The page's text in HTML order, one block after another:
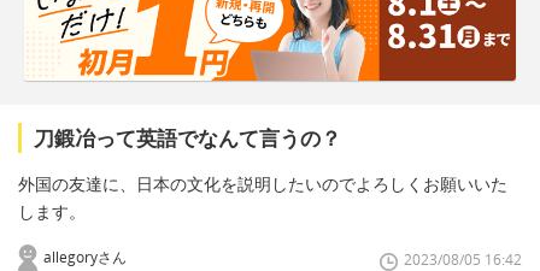
刀鍛冶って英語でなんて言うの？
外国の友達に、日本の文化を説明したいのでよろしくお願いいた
します。
allegoryさん 2023/08/05 16:42